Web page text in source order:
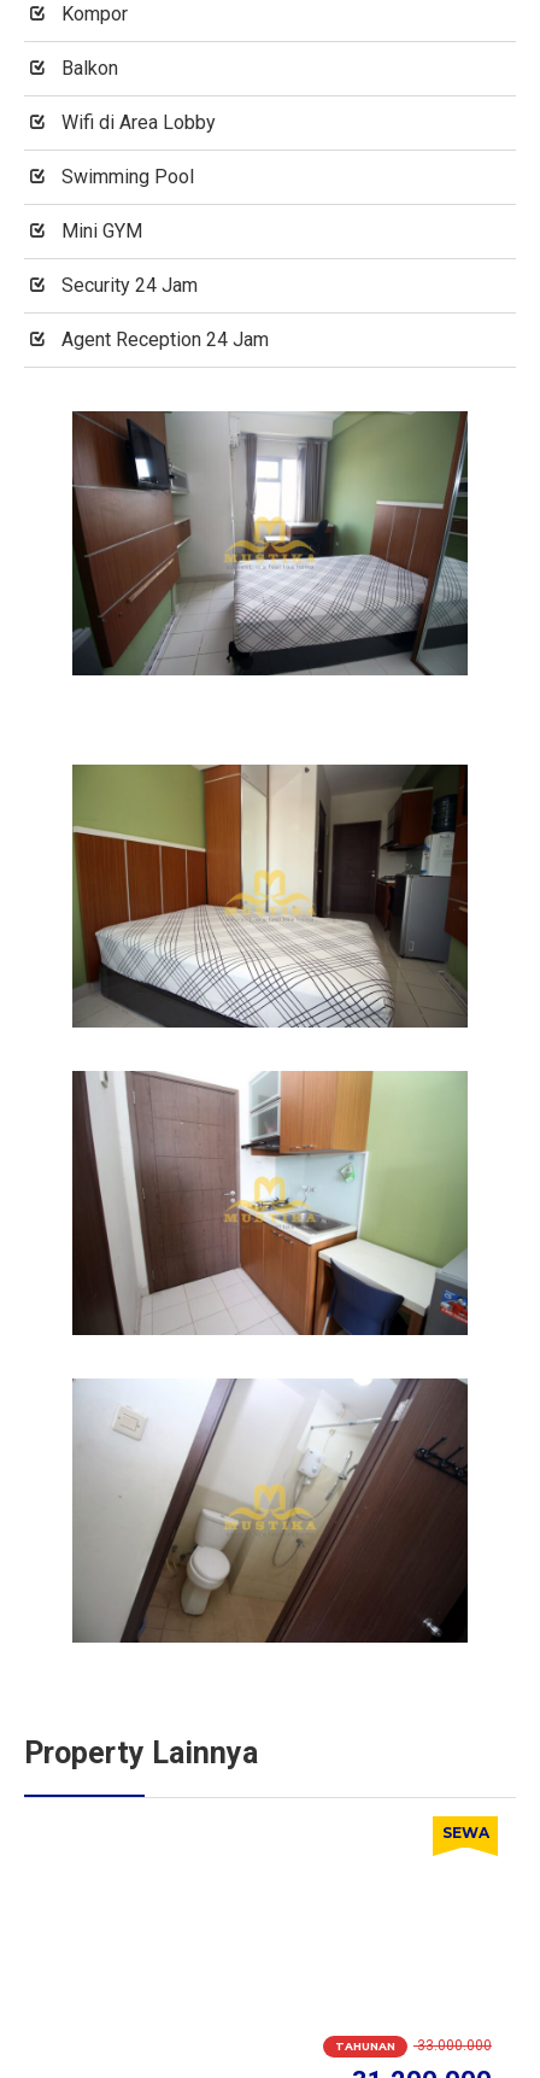
Kompor
Balkon
Wifi di Area Lobby
Swimming Pool
Mini GYM
Security 24 Jam
Agent Reception 24 Jam
Property Lainnya
SEWA
TAHUNAN 33.000.000